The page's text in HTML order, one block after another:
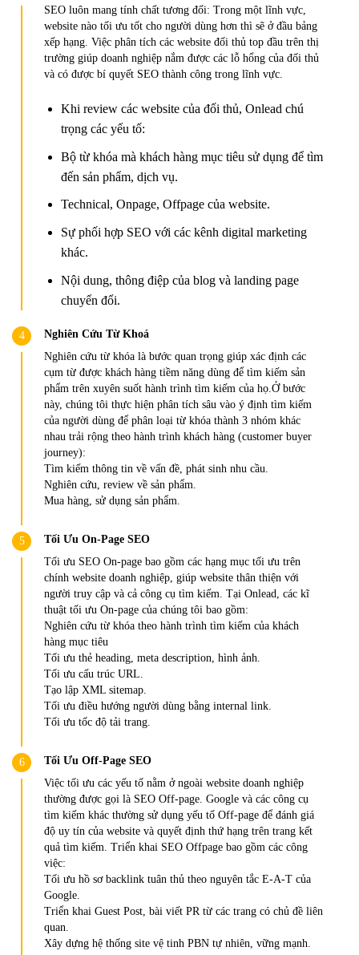
SEO luôn mang tính chất tương đối: Trong một lĩnh vực,
website nào tối ưu tốt cho người dùng hơn thì sẽ ở đầu bảng
xếp hạng. Việc phân tích các website đối thủ top đầu trên thị
trường giúp doanh nghiệp nắm được các lỗ hổng của đối thủ
và có được bí quyết SEO thành công trong lĩnh vực.
Khi review các website của đối thủ, Onlead chú
trọng các yếu tố:
Bộ từ khóa mà khách hàng mục tiêu sử dụng để tìm
đến sản phẩm, dịch vụ.
Technical, Onpage, Offpage của website.
Sự phối hợp SEO với các kênh digital marketing
khác.
Nội dung, thông điệp của blog và landing page
chuyển đổi.
Nghiên Cứu Từ Khoá
Nghiên cứu từ khóa là bước quan trọng giúp xác định các
cụm từ được khách hàng tiềm năng dùng để tìm kiếm sản
phẩm trên xuyên suốt hành trình tìm kiếm của họ.Ở bước
này, chúng tôi thực hiện phân tích sâu vào ý định tìm kiếm
của người dùng để phân loại từ khóa thành 3 nhóm khác
nhau trải rộng theo hành trình khách hàng (customer buyer
journey):
Tìm kiếm thông tin về vấn đề, phát sinh nhu cầu.
Nghiên cứu, review về sản phẩm.
Mua hàng, sử dụng sản phẩm.
Tối Ưu On-Page SEO
Tối ưu SEO On-page bao gồm các hạng mục tối ưu trên
chính website doanh nghiệp, giúp website thân thiện với
người truy cập và cả công cụ tìm kiếm. Tại Onlead, các kĩ
thuật tối ưu On-page của chúng tôi bao gồm:
Nghiên cứu từ khóa theo hành trình tìm kiếm của khách
hàng mục tiêu
Tối ưu thẻ heading, meta description, hình ảnh.
Tối ưu cấu trúc URL.
Tạo lập XML sitemap.
Tối ưu điều hướng người dùng bằng internal link.
Tối ưu tốc độ tải trang.
Tối Ưu Off-Page SEO
Việc tối ưu các yếu tố nằm ở ngoài website doanh nghiệp
thường được gọi là SEO Off-page. Google và các công cụ
tìm kiếm khác thường sử dụng yếu tố Off-page để đánh giá
độ uy tín của website và quyết định thứ hạng trên trang kết
quả tìm kiếm. Triển khai SEO Offpage bao gồm các công
việc:
Tối ưu hồ sơ backlink tuân thủ theo nguyên tắc E-A-T của
Google.
Triển khai Guest Post, bài viết PR từ các trang có chủ đề liên
quan.
Xây dựng hệ thống site vệ tinh PBN tự nhiên, vững mạnh.